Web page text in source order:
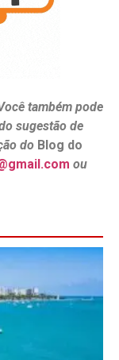
também pode
sugestão de
do Blog do
ou